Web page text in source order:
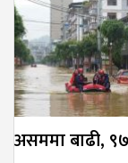
असममा बाढी,